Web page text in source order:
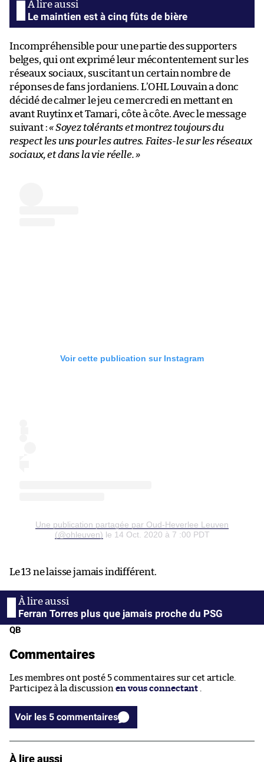
Le maintien est à cinq fûts de bière
Incompréhensible pour une partie des supporters
belges, qui ont exprimé leur mécontentement sur les
réseaux sociaux, suscitant un certain nombre de
réponses de fans jordaniens. L’OHL Louvain a donc
décidé de calmer le jeu ce mercredi en mettant en
avant Ruytinx et Tamari, côte à côte. Avec le message
suivant :« Soyez tolérants et montrez toujours du
respect les uns pour les autres. Faites-le sur les réseaux
sociaux, et dans la vie réelle. »
Voir cette publication sur Instagram
Une publication partagée par Oud-Heverlee Leuven
(@ohleuven) le 14 Oct. 2020 à 7 :00 PDT
Le 13 ne laisse jamais indifférent.
Ferran Torres plus que jamais proche du PSG
QB
Commentaires
Les membres ont posté 5 commentaires sur cet article.
Participez à la discussion en vous connectant
Voir les 5 commentaires
À lire aussi